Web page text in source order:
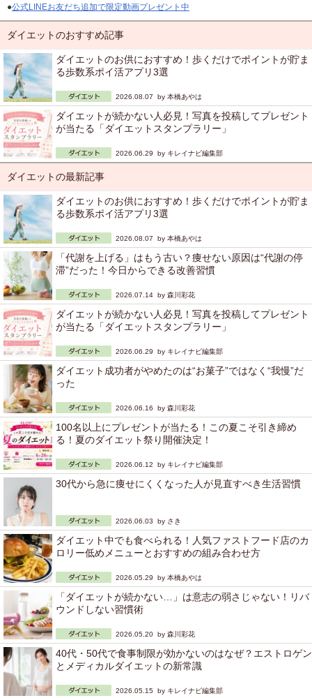
●公式LINEお友だち追加で限定動画プレゼント中
ダイエットのおすすめ記事
ダイエットのお供におすすめ！歩くだけでポイントが貯ま
る歩数系ポイ活アプリ3選
2026.08.07 by 本橋あやは
ダイエットが続かない人必見！写真を投稿してプレゼント
が当たる「ダイエットスタンプラリー」
2026.06.29 by キレイナビ編集部
ダイエットの最新記事
ダイエットのお供におすすめ！歩くだけでポイントが貯ま
る歩数系ポイ活アプリ3選
2026.08.07 by 本橋あやは
「代謝を上げる」はもう古い？痩せない原因は“代謝の停
滞”だった！今日からできる改善習慣
2026.07.14 by 森川彩花
ダイエットが続かない人必見！写真を投稿してプレゼント
が当たる「ダイエットスタンプラリー」
2026.06.29 by キレイナビ編集部
ダイエット成功者がやめたのは“お菓子”ではなく“我慢”だ
った
2026.06.16 by 森川彩花
100名以上にプレゼントが当たる！この夏こそ引き締め
る！夏のダイエット祭り開催決定！
2026.06.12 by キレイナビ編集部
30代から急に痩せにくくなった人が見直すべき生活習慣
2026.06.03 by さき
ダイエット中でも食べられる！人気ファストフード店のカ
ロリー低めメニューとおすすめの組み合わせ方
2026.05.29 by 本橋あやは
「ダイエットが続かない…」は意志の弱さじゃない！リバ
ウンドしない習慣術
2026.05.20 by 森川彩花
40代・50代で食事制限が効かないのはなぜ？エストロゲン
とメディカルダイエットの新常識
2026.05.15 by キレイナビ編集部